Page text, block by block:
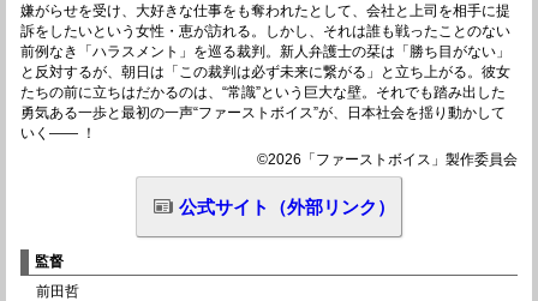
嫌がらせを受け、大好きな仕事をも奪われたとして、会社と上司を相手に提
訴をしたいという女性・恵が訪れる。しかし、それは誰も戦ったことのない
前例なき「ハラスメント」を巡る裁判。新人弁護士の栞は「勝ち目がない」
と反対するが、朝日は「この裁判は必ず未来に繋がる」と立ち上がる。彼女
たちの前に立ちはだかるのは、“常識”という巨大な壁。それでも踏み出した
勇気ある一歩と最初の一声“ファーストボイス”が、日本社会を揺り動かして
いく―― ！
©2026「ファーストボイス」製作委員会
公式サイト（外部リンク）
監督
前田哲